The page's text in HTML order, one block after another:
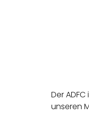
Der
unseren